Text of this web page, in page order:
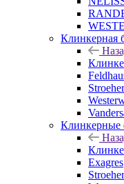
Клинкерная
Stroeher
Клинкерные
Exagres
Stroeher